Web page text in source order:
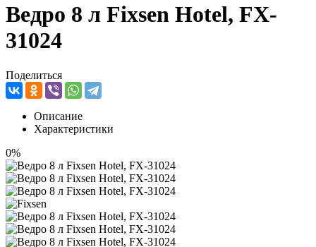
Ведро 8 л Fixsen Hotel, FX-
31024
Поделиться
Описание
Характеристики
0%